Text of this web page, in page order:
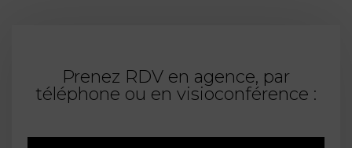
Prenez RDV en agence, par
téléphone ou en visioconférence :